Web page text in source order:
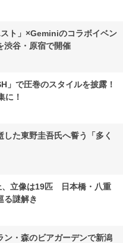
ト」×Geminiのコラボイベン
渋谷・原宿で開催
」で圧巻のスタイルを披露！
に！
た東野圭吾氏へ誓う「多く
、立像は19匹 日本橋・八重
る謎解き
ン・森のビアガーデンで新潟